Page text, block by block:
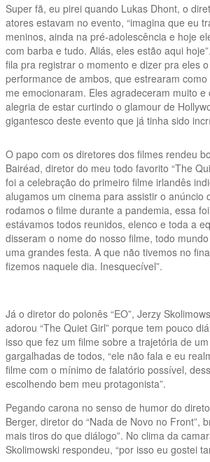
Super fã, eu pirei quando Lukas Dhont, o
atores estavam no evento, “imagina que eu
meninos, ainda na pré-adolescência e hoje
com barba e tudo. Aliás, eles estão aqui
fila pra registrar o momento e dizer pra eles
performance de ambos, que estrearam
me emocionaram. Eles agradeceram muito e
alegria de estar curtindo o glamour de
gigantesco deste evento que já tinha sido
O papo com os diretores dos filmes rendeu
Bairéad, diretor do meu todo favorito “The
foi a celebração do primeiro filme irlandês
alugamos um cinema para assistir o anúncio
rodamos o filme durante a pandemia, essa
estávamos todos reunidos, elenco e toda a
disseram o nome do nosso filme, todo
uma grandes festa. A que não tivemos no
fizemos naquele dia. Inesquecível”.
Já o diretor do polonês “EO”, Jerzy
adorou “The Quiet Girl” porque tem pouco
isso que fez um filme sobre a trajetória de
gargalhadas de todos, “ele não fala e eu
filme com o mínimo de falatório possível,
escolhendo bem meu protagonista”.
Pegando carona no senso de humor do
Berger, diretor do “Nada de Novo no Front”,
mais tiros do que diálogo”. No clima da
Skolimowski respondeu, “por isso eu gostei